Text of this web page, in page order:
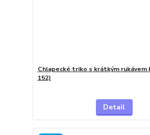
Chlapecké triko s krátkým rukávem
152)
Detail